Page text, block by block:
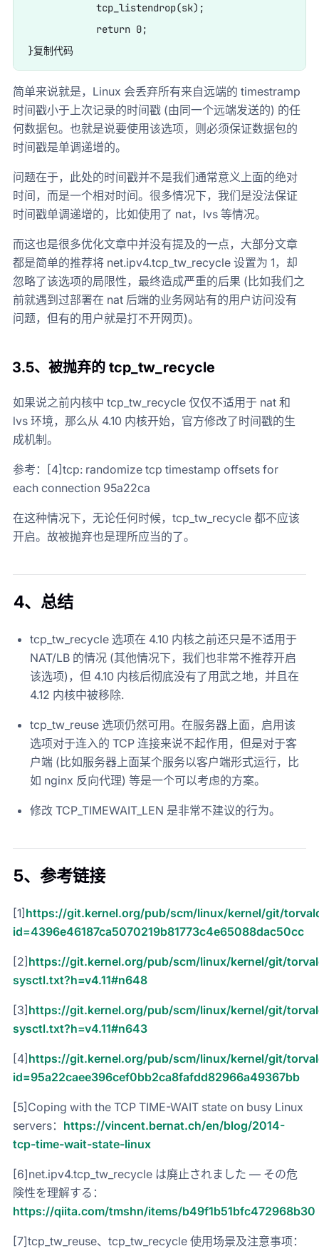
            tcp_listendrop(sk);
            return 0;
简单来说就是，Linux 会丢弃所有来自远端的 timestramp
时间戳小于上次记录的时间戳 (由同一个远端发送的) 的任
何数据包。也就是说要使用该选项，则必须保证数据包的
时间戳是单调递增的。
问题在于，此处的时间戳并不是我们通常意义上面的绝对
时间，而是一个相对时间。很多情况下，我们是没法保证
时间戳单调递增的，比如使用了 nat，lvs 等情况。
而这也是很多优化文章中并没有提及的一点，大部分文章
都是简单的推荐将 net.ipv4.tcp_tw_recycle 设置为 1，却
忽略了该选项的局限性，最终造成严重的后果 (比如我们之
前就遇到过部署在 nat 后端的业务网站有的用户访问没有
问题，但有的用户就是打不开网页)。
3.5、 被抛弃的 tcp_tw_recycle
如果说之前内核中 tcp_tw_recycle 仅仅不适用于 nat 和
lvs 环境，那么从 4.10 内核开始，官方修改了时间戳的生
成机制。
参考：[4]tcp: randomize tcp timestamp offsets for
each connection 95a22ca
在这种情况下，无论任何时候，tcp_tw_recycle 都不应该
开启。故被抛弃也是理所应当的了。
4、总结
tcp_tw_recycle 选项在 4.10 内核之前还只是不适用于
NAT/LB 的情况 (其他情况下，我们也非常不推荐开启
该选项)，但 4.10 内核后彻底没有了用武之地，并且在
4.12 内核中被移除.
tcp_tw_reuse 选项仍然可用。在服务器上面，启用该
选项对于连入的 TCP 连接来说不起作用，但是对于客
户端 (比如服务器上面某个服务以客户端形式运行，比
如 nginx 反向代理) 等是一个可以考虑的方案。
修改 TCP_TIMEWAIT_LEN 是非常不建议的行为。
5、参考链接
[1] https://git.kernel.org/pub/scm/linux/kernel/git/
id=4396e46187ca5070219b81773c4e65088dac50cc
[2] https://git.kernel.org/pub/scm/linux/kernel/git/
sysctl.txt?h=v4.11#n648
[3] https://git.kernel.org/pub/scm/linux/kernel/git/
sysctl.txt?h=v4.11#n643
[4] https://git.kernel.org/pub/scm/linux/kernel/git/
id=95a22caee396cef0bb2ca8fafdd82966a49367bb
[5]Coping with the TCP TIME-WAIT state on busy Linux
servers： https://vincent.bernat.ch/en/blog/2014-
tcp-time-wait-state-linux
[6]net.ipv4.tcp_tw_recycle は廃止されました ― その危
険性を理解する：
https://qiita.com/tmshn/items/b49f1b51bfc472968b30
[7]tcp_tw_reuse、tcp_tw_recycle 使用场景及注意事项：